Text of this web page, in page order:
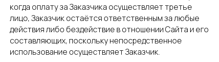
когда оплату за Заказчика осуществляет третье
лицо, Заказчик остаётся ответственным за любые
действия либо бездействие в отношении Сайта и его
составляющих, поскольку непосредственное
использование осуществляет Заказчик.